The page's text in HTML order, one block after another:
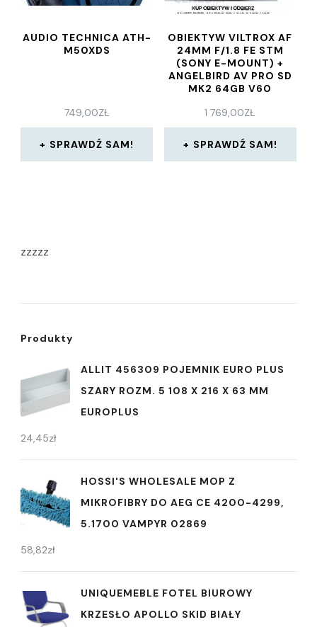
AUDIO TECHNICA ATH-
M50XDS
749,00ZŁ
SPRAWDŹ SAM!
OBIEKTYW VILTROX AF
24MM F/1.8 FE STM
(SONY E-MOUNT) +
ANGELBIRD AV PRO SD
MK2 64GB V60
1 769,00ZŁ
SPRAWDŹ SAM!
zzzzz
Produkty
ALLIT 456309 POJEMNIK EURO PLUS
SZARY ROZM. 5 108 X 216 X 63 MM
EUROPLUS
24,45zł
HOSSI'S WHOLESALE MOP Z
MIKROFIBRY DO AEG CE 4200-4299,
5.1700 VAMPYR 02869
58,82zł
UNIQUEMEBLE FOTEL BIUROWY
KRZESŁO APOLLO SKID BIAŁY